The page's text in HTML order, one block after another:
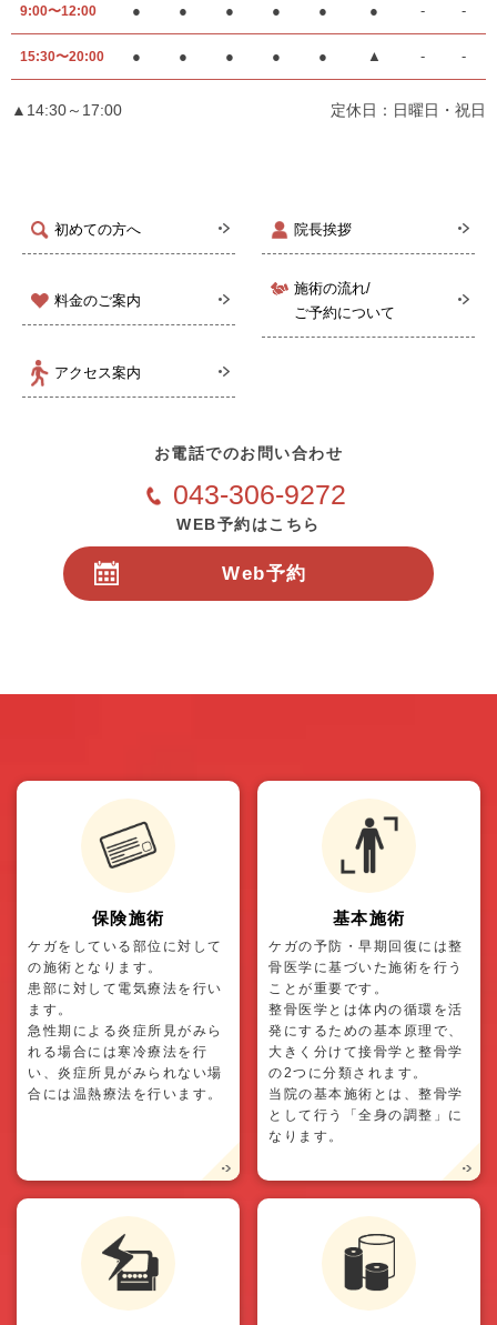
初めての方へ 院長挨拶
料金のご案内
施術の流れ/
ご予約について
アクセス案内
9:00〜12:00 ● ● ● ● ● ● - -
15:30〜20:00 ● ● ● ● ● ▲ - -
▲14:30～17:00 定休日：日曜日・祝日
お電話でのお問い合わせ
043-306-9272
WEB予約はこちら
Web予約
保険施術
ケガをしている部位に対して
の施術となります。
患部に対して電気療法を行い
ます。
急性期による炎症所見がみら
れる場合には寒冷療法を行
い、炎症所見がみられない場
合には温熱療法を行います。
基本施術
ケガの予防・早期回復には整
骨医学に基づいた施術を行う
ことが重要です。
整骨医学とは体内の循環を活
発にするための基本原理で、
大きく分けて接骨学と整骨学
の2つに分類されます。
当院の基本施術とは、整骨学
として行う「全身の調整」に
なります。